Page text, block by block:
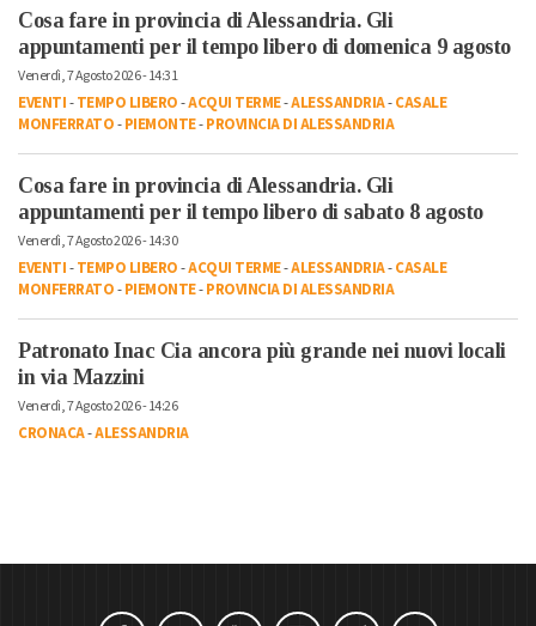
Cosa fare in provincia di Alessandria. Gli
appuntamenti per il tempo libero di domenica 9 agosto
Venerdì, 7 Agosto 2026 - 14:31
EVENTI-TEMPO LIBERO-ACQUI TERME-ALESSANDRIA-CASALE
MONFERRATO-PIEMONTE-PROVINCIA DI ALESSANDRIA
Cosa fare in provincia di Alessandria. Gli
appuntamenti per il tempo libero di sabato 8 agosto
Venerdì, 7 Agosto 2026 - 14:30
EVENTI-TEMPO LIBERO-ACQUI TERME-ALESSANDRIA-CASALE
MONFERRATO-PIEMONTE-PROVINCIA DI ALESSANDRIA
Patronato Inac Cia ancora più grande nei nuovi locali
in via Mazzini
Venerdì, 7 Agosto 2026 - 14:26
CRONACA-ALESSANDRIA